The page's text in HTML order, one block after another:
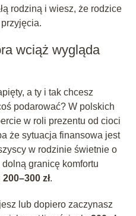
rodziną i wiesz, że rodzice
wciąż wygląda
a ty i tak chcesz
podarować? W polskich
w roli prezentu od cioci
że sytuacja finansowa jest
w rodzinie świetnie o
granicę komfortu
200–300 zł.
lub dopiero zaczynasz